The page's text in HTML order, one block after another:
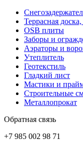
Террасная
OSB плиты
Заборы и
Аэраторы и
Утеплитель
Геотекстиль
Гладкий лист
Мастики и
Строительные
Металлопрокат
Обратная связь
+7 985 002 98 71